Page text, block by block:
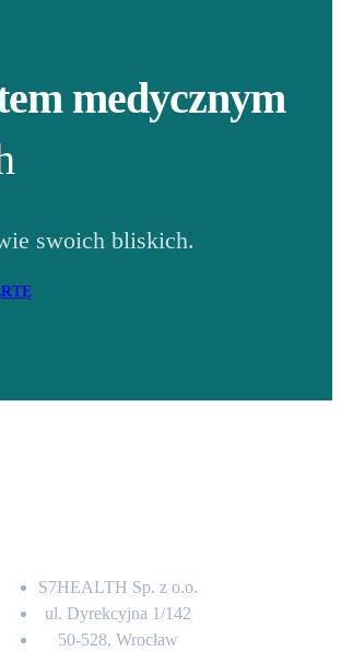
medycznym
swoich bliskich.
S7HEALTH Sp. z o.o.
ul. Dyrekcyjna 1/142
50-528, Wrocław